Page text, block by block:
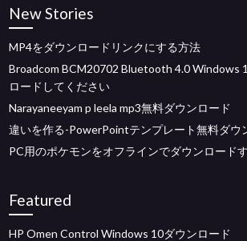
New Stories
MP4をダウンロードリンクにする方法
Broadcom BCM20702 Bluetooth 4.0 Windows
ロードしてください
Narayaneeyam p leela mp3無料ダウンロード
違いを作る-PowerPointテンプレート無料ダウ
PC用のポケモンをオフラインでダウンロード
Featured
HP Omen Control Windows 10ダウンロード